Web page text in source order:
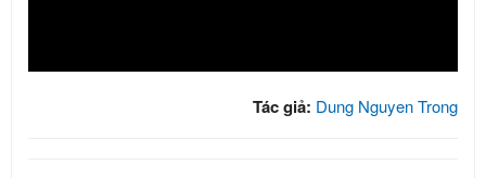
Tác giả: Dung Nguyen Trong